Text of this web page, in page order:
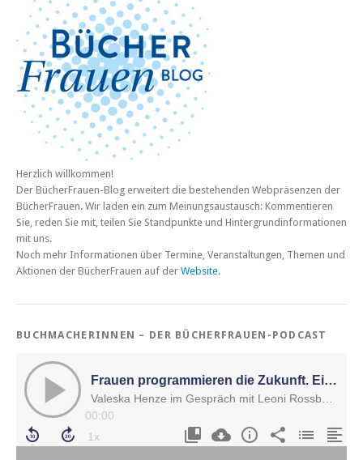
Herzlich willkommen!
Der BücherFrauen-Blog erweitert die bestehenden Webpräsenzen der
BücherFrauen. Wir laden ein zum Meinungsaustausch: Kommentieren
Sie, reden Sie mit, teilen Sie Standpunkte und Hintergrundinformationen
mit uns.
Noch mehr Informationen über Termine, Veranstaltungen, Themen und
Aktionen der BücherFrauen auf der Website.
BUCHMACHERINNEN – DER BÜCHERFRAUEN-PODCAST